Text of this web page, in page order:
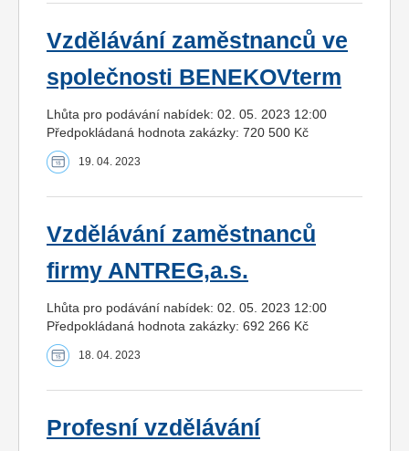
Vzdělávání zaměstnanců ve
společnosti BENEKOVterm
Lhůta pro podávání nabídek: 02. 05. 2023 12:00
Předpokládaná hodnota zakázky: 720 500 Kč
19. 04. 2023
Vzdělávání zaměstnanců
firmy ANTREG,a.s.
Lhůta pro podávání nabídek: 02. 05. 2023 12:00
Předpokládaná hodnota zakázky: 692 266 Kč
18. 04. 2023
Profesní vzdělávání